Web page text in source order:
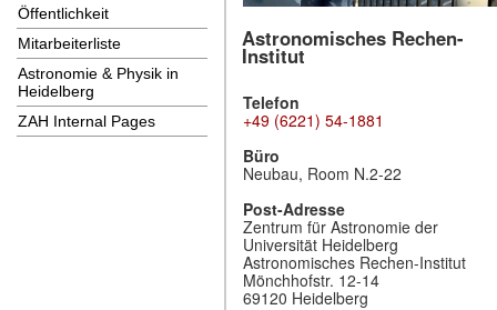
Öffentlichkeit
Mitarbeiterliste
Astronomie & Physik in
Heidelberg
ZAH Internal Pages
Astronomisches Rechen-
Institut
Telefon
+49 (6221) 54-1881
Büro
Neubau, Room N.2-22
Post-Adresse
Zentrum für Astronomie der
Universität Heidelberg
Astronomisches Rechen-Institut
Mönchhofstr. 12-14
69120 Heidelberg